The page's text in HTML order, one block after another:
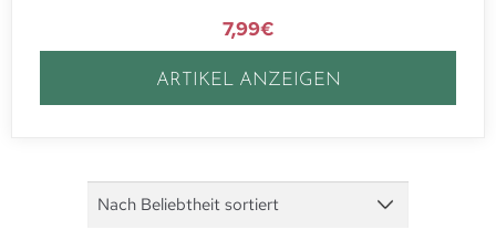
7,99€
ARTIKEL ANZEIGEN